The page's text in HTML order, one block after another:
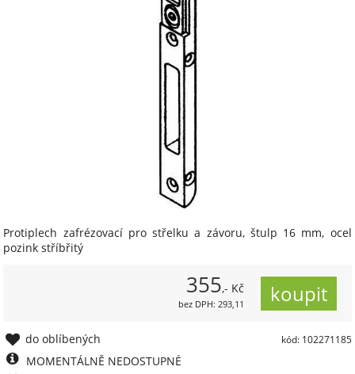
Protiplech zafrézovací pro střelku a závoru, štulp 16 mm, ocel
pozink stříbřitý
355,- Kč
bez DPH: 293,11
kód: 102271185
do oblíbených
MOMENTÁLNĚ NEDOSTUPNÉ